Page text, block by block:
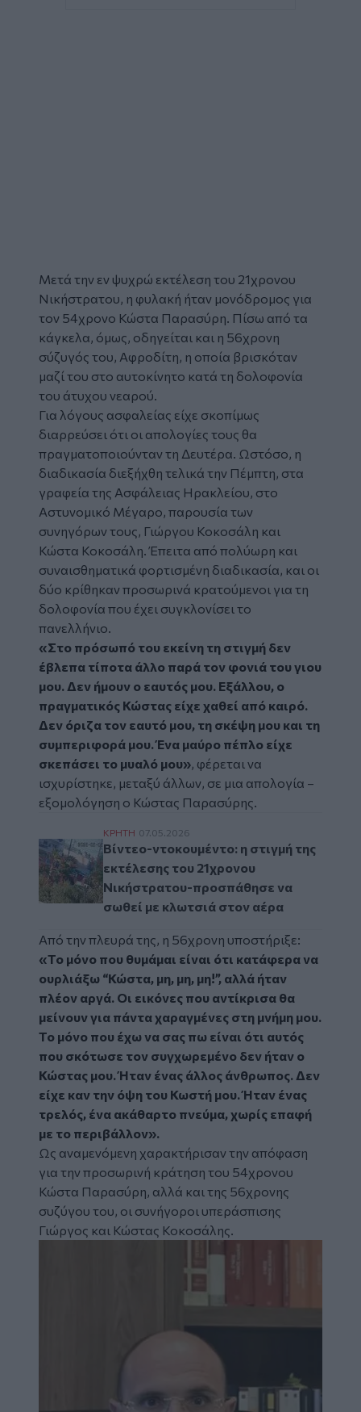
Μετά την εν ψυχρώ εκτέλεση του 21χρονου
Νικήστρατου, η φυλακή ήταν μονόδρομος για
τον 54χρονο Κώστα Παρασύρη. Πίσω από τα
κάγκελα, όμως, οδηγείται και η 56χρονη
σύζυγός του, Αφροδίτη, η οποία βρισκόταν
μαζί του στο αυτοκίνητο κατά τη δολοφονία
του άτυχου νεαρού.
Για λόγους ασφαλείας είχε σκοπίμως
διαρρεύσει ότι οι απολογίες τους θα
πραγματοποιούνταν τη Δευτέρα. Ωστόσο, η
διαδικασία διεξήχθη τελικά την Πέμπτη, στα
γραφεία της Ασφάλειας Ηρακλείου, στο
Αστυνομικό Μέγαρο, παρουσία των
συνηγόρων τους, Γιώργου Κοκοσάλη και
Κώστα Κοκοσάλη. Έπειτα από πολύωρη και
συναισθηματικά φορτισμένη διαδικασία, και οι
δύο κρίθηκαν προσωρινά κρατούμενοι για τη
δολοφονία που έχει συγκλονίσει το
πανελλήνιο.
«Στο πρόσωπό του εκείνη τη στιγμή δεν
έβλεπα τίποτα άλλο παρά τον φονιά του γιου
μου. Δεν ήμουν ο εαυτός μου. Εξάλλου, ο
πραγματικός Κώστας είχε χαθεί από καιρό.
Δεν όριζα τον εαυτό μου, τη σκέψη μου και τη
συμπεριφορά μου. Ένα μαύρο πέπλο είχε
σκεπάσει το μυαλό μου», φέρεται να
ισχυρίστηκε, μεταξύ άλλων, σε μια απολογία –
εξομολόγηση ο Κώστας Παρασύρης.
Βίντεο-ντοκουμέντο: η στιγμή της
ΚΡΗΤΗ 07.05.2026
Βίντεο-ντοκουμέντο: η στιγμή της
εκτέλεσης του 21χρονου
Νικήστρατου-προσπάθησε να
σωθεί με κλωτσιά στον αέρα
Από την πλευρά της, η 56χρονη υποστήριξε:
«Το μόνο που θυμάμαι είναι ότι κατάφερα να
ουρλιάξω “Κώστα, μη, μη, μη!”, αλλά ήταν
πλέον αργά. Οι εικόνες που αντίκρισα θα
μείνουν για πάντα χαραγμένες στη μνήμη μου.
Το μόνο που έχω να σας πω είναι ότι αυτός
που σκότωσε τον συγχωρεμένο δεν ήταν ο
Κώστας μου. Ήταν ένας άλλος άνθρωπος. Δεν
είχε καν την όψη του Κωστή μου. Ήταν ένας
τρελός, ένα ακάθαρτο πνεύμα, χωρίς επαφή
με το περιβάλλον».
Ως αναμενόμενη χαρακτήρισαν την απόφαση
για την προσωρινή κράτηση του 54χρονου
Κώστα Παρασύρη, αλλά και της 56χρονης
συζύγου του, οι συνήγοροι υπεράσπισης
Γιώργος και Κώστας Κοκοσάλης.